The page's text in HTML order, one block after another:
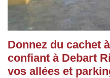
Donnez du cachet
confiant à Debart
vos allées et